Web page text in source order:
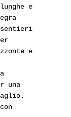
e
sentieri
e
una